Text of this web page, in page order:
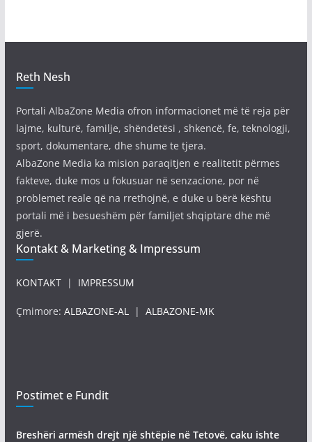
Reth Nesh
Portali AlbaZone Media ofron informacionet më të reja për
lajme, kulturë, familje, shëndetësi , shkencë, fe, teknologji,
sport, dokumentare, dhe shume te tjera.
AlbaZone Media ka mision paraqitjen e realitetit përmes
fakteve, duke mos u fokusuar në senzacione, por në
problemet reale që na rrethojnë, e duke u bërë kështu
portali më i besueshëm për familjet shqiptare dhe më
gjerë.
Kontakt & Marketing & Impressum
KONTAKT| IMPRESSUM
Çmimore: ALBAZONE-AL| ALBAZONE-MK
Postimet e Fundit
Breshëri armësh drejt një shtëpie në Tetovë, caku ishte